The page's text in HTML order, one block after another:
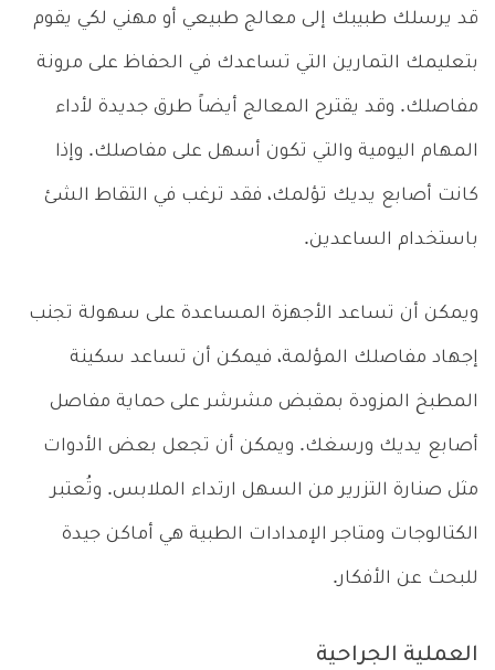
قد يرسلك طبيبك إلى معالج طبيعي أو مهني لكي يقوم
بتعليمك التمارين التي تساعدك في الحفاظ على مرونة
مفاصلك. وقد يقترح المعالج أيضاً طرق جديدة لأداء
المهام اليومية والتي تكون أسهل على مفاصلك. وإذا
كانت أصابع يديك تؤلمك، فقد ترغب في التقاط الشئ
باستخدام الساعدين.
ويمكن أن تساعد الأجهزة المساعدة على سهولة تجنب
إجهاد مفاصلك المؤلمة، فيمكن أن تساعد سكينة
المطبخ المزودة بمقبض مشرشر على حماية مفاصل
أصابع يديك ورسغك. ويمكن أن تجعل بعض الأدوات
مثل صنارة التزرير من السهل ارتداء الملابس. وتُعتبر
الكتالوجات ومتاجر الإمدادات الطبية هي أماكن جيدة
للبحث عن الأفكار.
العملية الجراحية